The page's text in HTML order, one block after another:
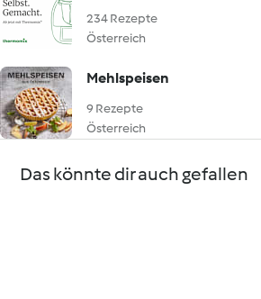
234 Rezepte
Österreich
Mehlspeisen
9 Rezepte
Österreich
Das könnte dir auch gefallen